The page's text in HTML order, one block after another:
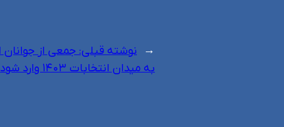
← نوشته قبلی:جمعی از جوانان
به میدان انتخابات ۱۴۰۳ وارد شود